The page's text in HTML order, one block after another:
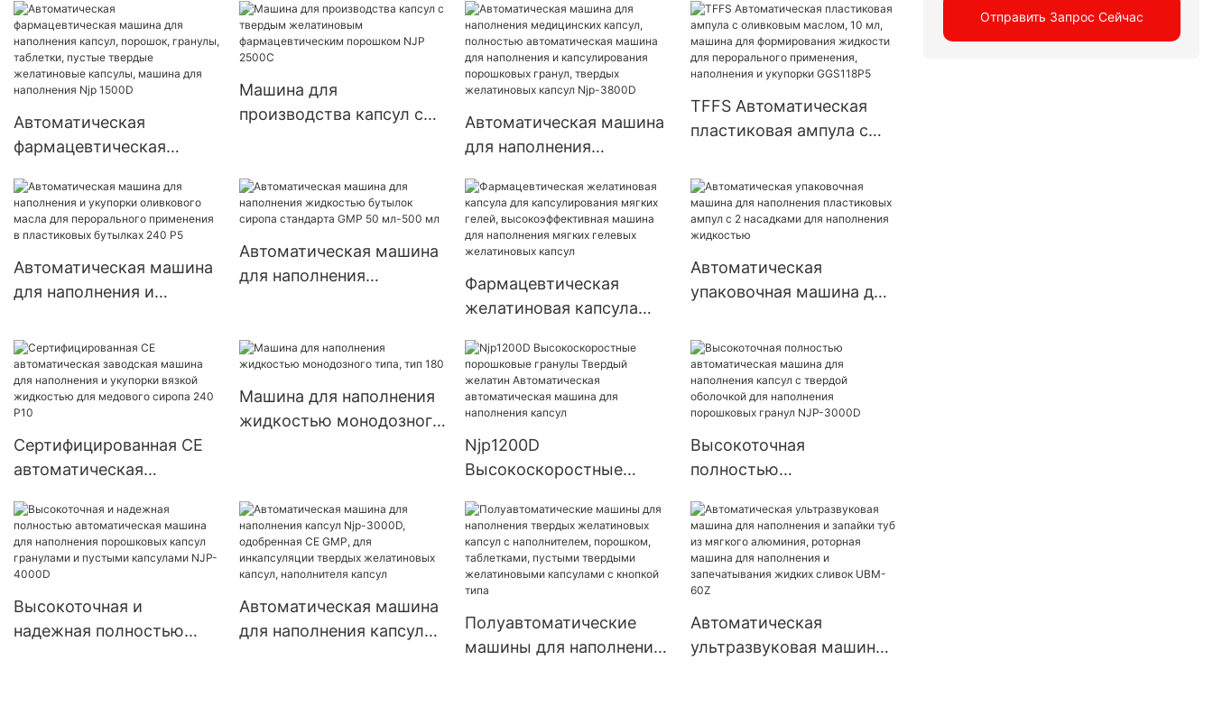
маслом
фармацевтическими
порошками,
автоматическая машина
Автоматическая
фармацевтическая
капсул, порошок,
гранулы, таблетки,
пустые твердые
желатиновые капсулы,
машина для наполнения
Машина для
производства капсул с
порошком NJP 2500C
Автоматическая машина
для наполнения
полностью
автоматическая машина
для наполнения и
порошковых гранул,
твердых желатиновых
капсул Njp-3800D
TFFS Автоматическая
пластиковая ампула с
мл, машина для
формирования жидкости
для перорального
и укупорки GGS118P5
Автоматическая машина
для наполнения и
масла для перорального
применения в
пластиковых бутылках
240 P5
Автоматическая машина
для наполнения
50 мл-500 мл
Фармацевтическая
желатиновая капсула
мягких гелей,
высокоэффективная
машина для наполнения
желатиновых капсул
Автоматическая
упаковочная машина для
ампул с 2 насадками для
наполнения жидкостью
Сертифицированная CE
автоматическая
наполнения и укупорки
вязкой жидкостью для
медового сиропа 240 P10
Машина для наполнения
жидкостью монодозного
Njp1200D
Высокоскоростные
Твердый желатин
Автоматическая
автоматическая машина
для наполнения капсул
Высокоточная
полностью
для наполнения капсул с
твердой оболочкой для
наполнения порошковых
гранул NJP-3000D
Высокоточная и
надежная полностью
Автоматическая машина
для наполнения капсул
Полуавтоматические
машины для наполнения
Автоматическая
ультразвуковая машина
Отправить Запрос Сейчас